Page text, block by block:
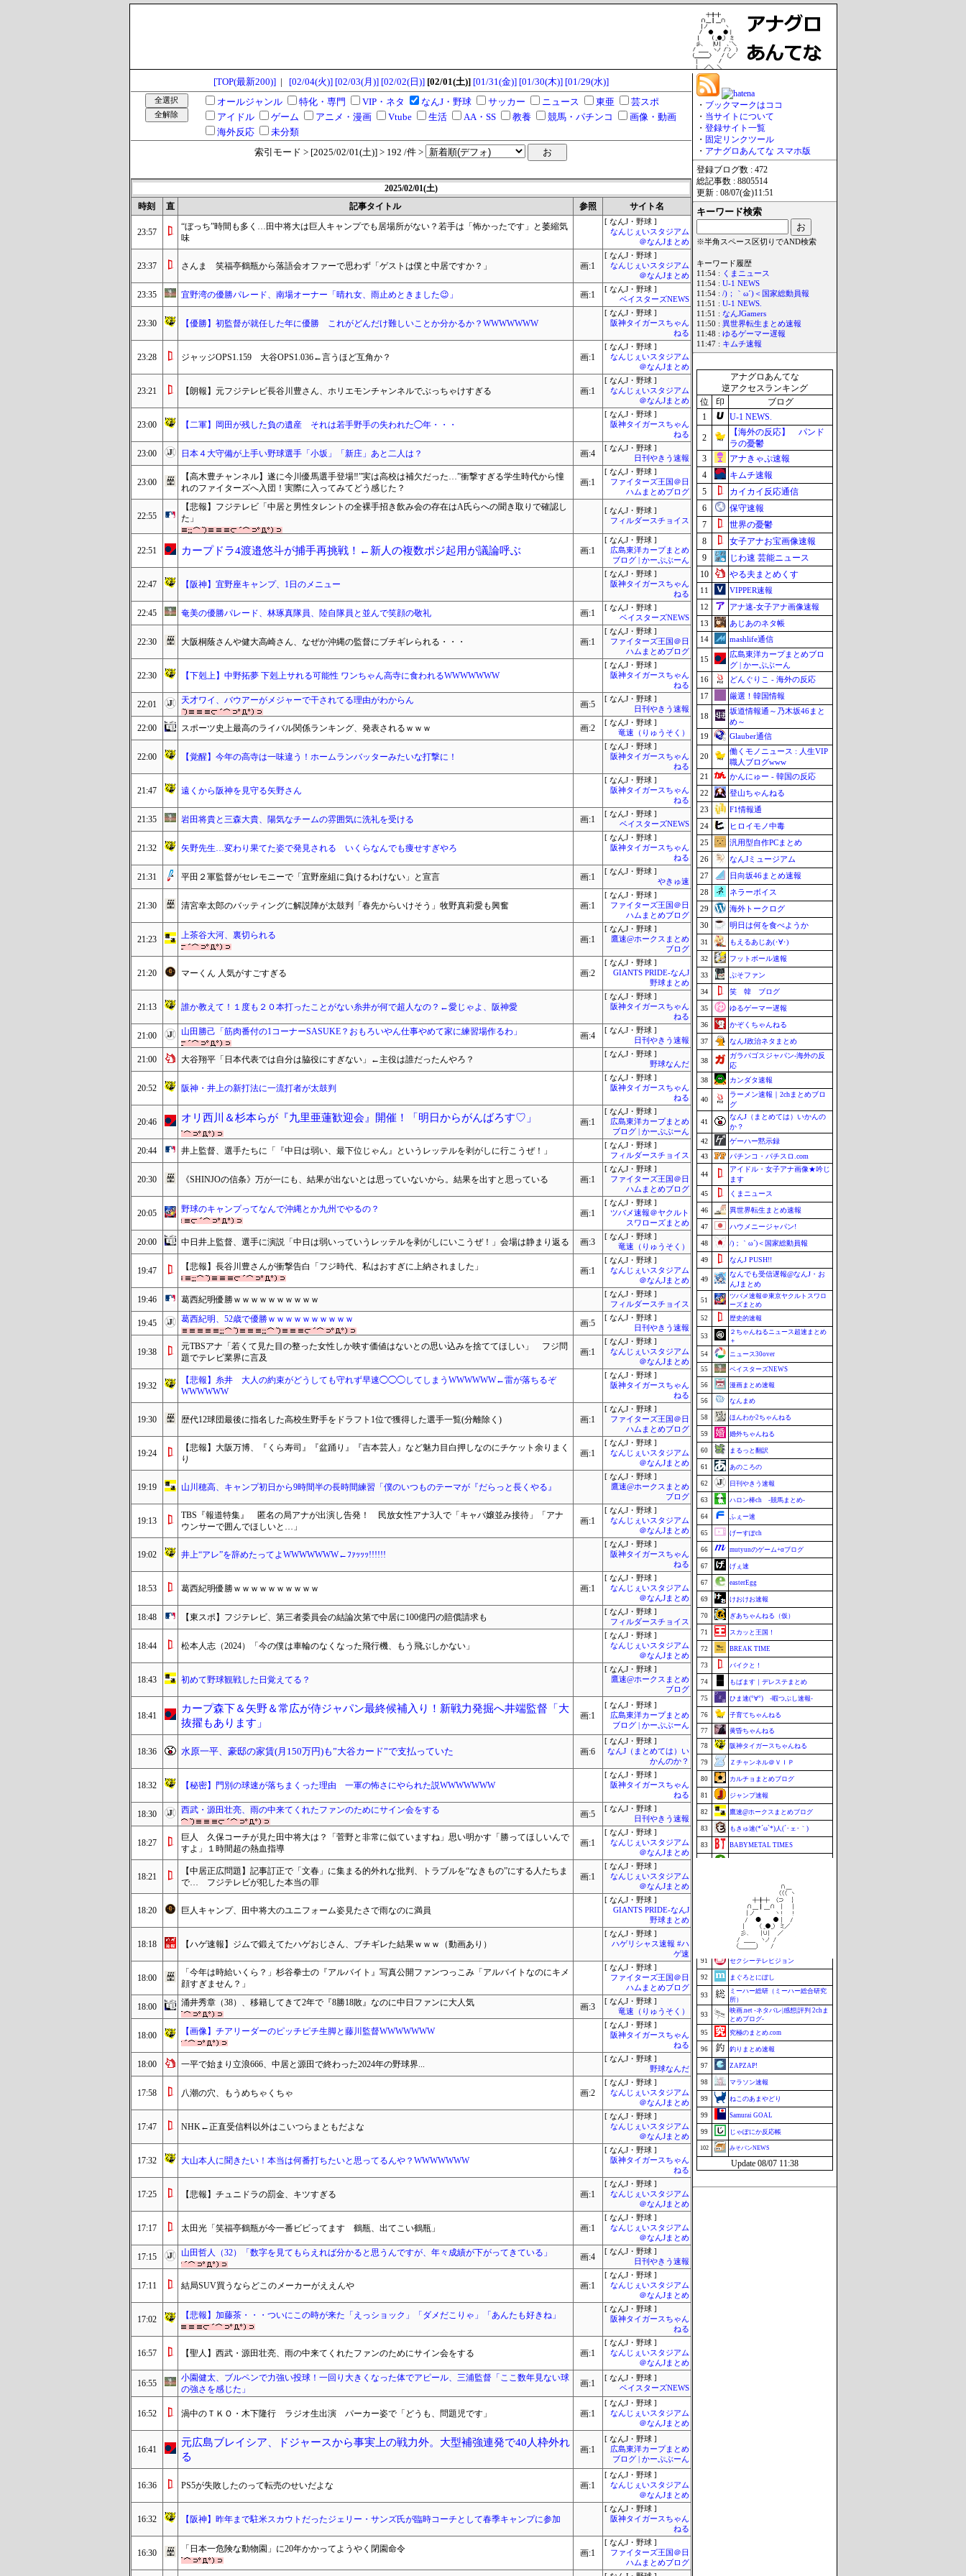
[TOP(最新200)]| [02/04(火)] [02/03(月)] [02/02(日)] [02/01(土)] [01/31(金)] [01/30(木)] [01/29(水)]
オールジャンル
特化・専門 VIP・ネタ なんJ・野球 サッカー ニュース 東亜
芸スポ
アイドル
ゲーム アニメ・漫画 Vtube 生活 AA・SS 教養 競馬・パチンコ
画像・動画
海外反応
未分類
索引モード > [2025/02/01(土)] > 192 /件 >
2025/02/01(土)
時刻
直 記事タイトル 参照 サイト名
23:57
“ぼっち”時間も多く…田中将大は巨人キャンプでも居場所がない？若手は「怖かったです」と萎縮気
味
[ なんJ・野球 ]
なんじぇいスタジアム
＠なんJまとめ
23:37 さんま 笑福亭鶴瓶から落語会オファーで思わず「ゲストは僕と中居ですか？」 画:1
[ なんJ・野球 ]
なんじぇいスタジアム
＠なんJまとめ
23:35 宜野湾の優勝パレード、南場オーナー「晴れ女、雨止めときました😉」 画:1
[ なんJ・野球 ]
ベイスターズNEWS
23:30 【優勝】初監督が就任した年に優勝 これがどんだけ難しいことか分かるか？WWWWWWW
[ なんJ・野球 ]
阪神タイガースちゃん
ねる
23:28 ジャッジOPS1.159 大谷OPS1.036←言うほど互角か？ 画:1
[ なんJ・野球 ]
なんじぇいスタジアム
＠なんJまとめ
23:21 【朗報】元フジテレビ長谷川豊さん、ホリエモンチャンネルでぶっちゃけすぎる 画:1
[ なんJ・野球 ]
なんじぇいスタジアム
＠なんJまとめ
23:00 【二軍】岡田が残した負の遺産 それは若手野手の失われた◯年・・・
[ なんJ・野球 ]
阪神タイガースちゃん
ねる
23:00 日本４大守備が上手い野球選手「小坂」「新庄」あと二人は？ 画:4
[ なんJ・野球 ]
日刊やきう速報
23:00
【高木豊チャンネル】遂に今川優馬選手登場‼︎”実は高校は補欠だった…”衝撃すぎる学生時代から憧
れのファイターズへ入団！実際に入ってみてどう感じた？
画:1
[ なんJ・野球 ]
ファイターズ王国＠日
ハムまとめブログ
22:55
【悲報】フジテレビ「中居と男性タレントの全裸手招き飲み会の存在はA氏らへの聞き取りで確認し
た」
[ なんJ・野球 ]
フィルダースチョイス
22:51 カープドラ4渡邉悠斗が捕手再挑戦！←新人の複数ポジ起用が議論呼ぶ 画:1
[ なんJ・野球 ]
広島東洋カープまとめ
ブログ | かーぷぶーん
22:47 【阪神】宜野座キャンプ、1日のメニュー
[ なんJ・野球 ]
阪神タイガースちゃん
ねる
22:45 奄美の優勝パレード、林琢真隊員、陸自隊員と並んで笑顔の敬礼 画:1
[ なんJ・野球 ]
ベイスターズNEWS
22:30 大阪桐蔭さんや健大高崎さん、なぜか沖縄の監督にブチギレられる・・・ 画:1
[ なんJ・野球 ]
ファイターズ王国＠日
ハムまとめブログ
22:30 【下剋上】中野拓夢 下剋上サれる可能性 ワンちゃん高寺に食われるWWWWWWW
[ なんJ・野球 ]
阪神タイガースちゃん
ねる
22:01 天才ワイ、バウアーがメジャーで干されてる理由がわからん 画:5
[ なんJ・野球 ]
日刊やきう速報
22:00 スポーツ史上最高のライバル関係ランキング、発表されるｗｗｗ 画:2
[ なんJ・野球 ]
竜速（りゅうそく）
22:00 【覚醒】今年の高寺は一味違う！ホームランバッターみたいな打撃に！
[ なんJ・野球 ]
阪神タイガースちゃん
ねる
21:47 遠くから阪神を見守る矢野さん
[ なんJ・野球 ]
阪神タイガースちゃん
ねる
21:35 岩田将貴と三森大貴、陽気なチームの雰囲気に洗礼を受ける 画:1
[ なんJ・野球 ]
ベイスターズNEWS
21:32 矢野先生…変わり果てた姿で発見される いくらなんでも痩せすぎやろ
[ なんJ・野球 ]
阪神タイガースちゃん
ねる
21:31 平田２軍監督がセレモニーで「宜野座組に負けるわけない」と宣言 画:1
[ なんJ・野球 ]
やきゅ速
21:30 清宮幸太郎のバッティングに解説陣が太鼓判「春先からいけそう」牧野真莉愛も興奮 画:1
[ なんJ・野球 ]
ファイターズ王国＠日
ハムまとめブログ
21:23 上茶谷大河、裏切られる 画:1
[ なんJ・野球 ]
鷹速@ホークスまとめ
ブログ
21:20 マーくん 人気がすごすぎる 画:2
[ なんJ・野球 ]
GIANTS PRIDE-なんJ
野球まとめ
21:13 誰か教えて！１度も２０本打ったことがない糸井が何で超人なの？←愛じゃよ、阪神愛
[ なんJ・野球 ]
阪神タイガースちゃん
ねる
21:00 山田勝己「筋肉番付の1コーナーSASUKE？おもろいやん仕事やめて家に練習場作るわ」 画:4
[ なんJ・野球 ]
日刊やきう速報
21:00 大谷翔平「日本代表では自分は脇役にすぎない」←主役は誰だったんやろ？
[ なんJ・野球 ]
野球なんだ
20:52 阪神・井上の新打法に一流打者が太鼓判
[ なんJ・野球 ]
阪神タイガースちゃん
ねる
20:46 オリ西川＆杉本らが『九里亜蓮歓迎会』開催！「明日からがんばろす♡」 画:1
[ なんJ・野球 ]
広島東洋カープまとめ
ブログ | かーぷぶーん
20:44 井上監督、選手たちに「『中日は弱い、最下位じゃん』というレッテルを剥がしに行こうぜ！」
[ なんJ・野球 ]
フィルダースチョイス
20:30 《SHINJOの信条》万が一にも、結果が出ないとは思っていないから。結果を出すと思っている 画:1
[ なんJ・野球 ]
ファイターズ王国＠日
ハムまとめブログ
20:05 野球のキャンプってなんで沖縄とか九州でやるの？ 画:1
[ なんJ・野球 ]
ツバメ速報＠ヤクルト
スワローズまとめ
20:00 中日井上監督、選手に演説「中日は弱いっていうレッテルを剥がしにいこうぜ！」会場は静まり返る 画:3
[ なんJ・野球 ]
竜速（りゅうそく）
19:47 【悲報】長谷川豊さんが衝撃告白「フジ時代、私はおすぎに上納されました」 画:1
[ なんJ・野球 ]
なんじぇいスタジアム
＠なんJまとめ
19:46 葛西紀明優勝ｗｗｗｗｗｗｗｗｗｗ
[ なんJ・野球 ]
フィルダースチョイス
19:45 葛西紀明、52歳で優勝ｗｗｗｗｗｗｗｗｗｗ 画:5
[ なんJ・野球 ]
日刊やきう速報
19:38
元TBSアナ「若くて見た目の整った女性しか映す価値はないとの思い込みを捨ててほしい」 フジ問
題でテレビ業界に言及
画:1
[ なんJ・野球 ]
なんじぇいスタジアム
＠なんJまとめ
19:32
【悲報】糸井 大人の約束がどうしても守れず早速◯◯◯してしまうWWWWWW←雷が落ちるぞ
WWWWWW
[ なんJ・野球 ]
阪神タイガースちゃん
ねる
19:30 歴代12球団最後に指名した高校生野手をドラフト1位で獲得した選手一覧(分離除く) 画:1
[ なんJ・野球 ]
ファイターズ王国＠日
ハムまとめブログ
19:24
【悲報】大阪万博、『くら寿司』『盆踊り』『吉本芸人』など魅力目白押しなのにチケット余りまく
り
画:1
[ なんJ・野球 ]
なんじぇいスタジアム
＠なんJまとめ
19:19 山川穂高、キャンプ初日から9時間半の長時間練習「僕のいつものテーマが『だらっと長くやる』
[ なんJ・野球 ]
鷹速@ホークスまとめ
ブログ
19:13
TBS『報道特集』 匿名の局アナが出演し告発！ 民放女性アナ3人で「キャバ嬢並み接待」「アナ
ウンサーで囲んでほしいと…」
画:1
[ なんJ・野球 ]
なんじぇいスタジアム
＠なんJまとめ
19:02 井上“アレ”を辞めたってよWWWWWWW←ﾌｧｯｯｯ!!!!!!
[ なんJ・野球 ]
阪神タイガースちゃん
ねる
18:53 葛西紀明優勝ｗｗｗｗｗｗｗｗｗｗ 画:1
[ なんJ・野球 ]
なんじぇいスタジアム
＠なんJまとめ
18:48 【東スポ】フジテレビ、第三者委員会の結論次第で中居に100億円の賠償請求も
[ なんJ・野球 ]
フィルダースチョイス
18:44 松本人志（2024）「今の僕は車輪のなくなった飛行機、もう飛ぶしかない」
[ なんJ・野球 ]
なんじぇいスタジアム
＠なんJまとめ
18:43 初めて野球観戦した日覚えてる？
[ なんJ・野球 ]
鷹速@ホークスまとめ
ブログ
18:41
カープ森下＆矢野＆常広が侍ジャパン最終候補入り！新戦力発掘へ井端監督「大
抜擢もあります」
画:1
[ なんJ・野球 ]
広島東洋カープまとめ
ブログ | かーぷぶーん
18:36 水原一平、豪邸の家賃(月150万円)も”大谷カード”で支払っていた 画:6
[ なんJ・野球 ]
なんJ（まとめては）い
かんのか？
18:32 【秘密】門別の球速が落ちまくった理由 一軍の怖さにやられた説WWWWWWW
[ なんJ・野球 ]
阪神タイガースちゃん
ねる
18:30 西武・源田壮亮、雨の中来てくれたファンのためにサイン会をする 画:5
[ なんJ・野球 ]
日刊やきう速報
18:27
巨人 久保コーチが見た田中将大は？「菅野と非常に似ていますね」思い明かす「勝ってほしいんで
すよ」１時間超の熱血指導
画:1
[ なんJ・野球 ]
なんじぇいスタジアム
＠なんJまとめ
18:21
【中居正広問題】記事訂正で「文春」に集まる的外れな批判、トラブルを“なきもの”にする人たちま
で… フジテレビが犯した本当の罪
画:1
[ なんJ・野球 ]
なんじぇいスタジアム
＠なんJまとめ
18:20 巨人キャンプ、田中将大のユニフォーム姿見たさで雨なのに満員
[ なんJ・野球 ]
GIANTS PRIDE-なんJ
野球まとめ
18:18 【ハゲ速報】ジムで鍛えてたハゲおじさん、ブチギレた結果ｗｗｗ（動画あり）
[ なんJ・野球 ]
ハゲリシャス速報 #ハ
ゲ速
18:00
「今年は時給いくら？」杉谷拳士の『アルバイト』写真公開ファンつっこみ「アルバイトなのにキメ
顔すぎません？」
[ なんJ・野球 ]
ファイターズ王国＠日
ハムまとめブログ
18:00 涌井秀章（38）、移籍してきて2年で『8勝18敗』なのに中日ファンに大人気 画:3
[ なんJ・野球 ]
竜速（りゅうそく）
18:00 【画像】チアリーダーのピッチピチ生脚と藤川監督WWWWWWW
[ なんJ・野球 ]
阪神タイガースちゃん
ねる
18:00 一平で始まり立浪666、中居と源田で終わった2024年の野球界...
[ なんJ・野球 ]
野球なんだ
17:58 八潮の穴、もうめちゃくちゃ 画:2
[ なんJ・野球 ]
なんじぇいスタジアム
＠なんJまとめ
17:47 NHK←正直受信料以外はこいつらまともだよな
[ なんJ・野球 ]
なんじぇいスタジアム
＠なんJまとめ
17:32 大山本人に聞きたい！本当は何番打ちたいと思ってるんや？WWWWWWW
[ なんJ・野球 ]
阪神タイガースちゃん
ねる
17:25 【悲報】チュニドラの罰金、キツすぎる 画:1
[ なんJ・野球 ]
なんじぇいスタジアム
＠なんJまとめ
17:17 太田光「笑福亭鶴瓶が今一番ビビってます 鶴瓶、出てこい鶴瓶」 画:1
[ なんJ・野球 ]
なんじぇいスタジアム
＠なんJまとめ
17:15 山田哲人（32）「数字を見てもらえれば分かると思うんですが、年々成績が下がってきている」 画:4
[ なんJ・野球 ]
日刊やきう速報
17:11 結局SUV買うならどこのメーカーがええんや 画:1
[ なんJ・野球 ]
なんじぇいスタジアム
＠なんJまとめ
17:02 【悲報】加藤茶・・・ついにこの時が来た「えっショック」「ダメだこりゃ」「あんたも好きね」
[ なんJ・野球 ]
阪神タイガースちゃん
ねる
16:57 【聖人】西武・源田壮亮、雨の中来てくれたファンのためにサイン会をする 画:1
[ なんJ・野球 ]
なんじぇいスタジアム
＠なんJまとめ
16:55
小園健太、ブルペンで力強い投球！一回り大きくなった体でアピール、三浦監督「ここ数年見ない球
の強さを感じた」
画:1
[ なんJ・野球 ]
ベイスターズNEWS
16:52 渦中のＴＫＯ・木下隆行 ラジオ生出演 パーカー姿で「どうも、問題児です」 画:1
[ なんJ・野球 ]
なんじぇいスタジアム
＠なんJまとめ
16:41
元広島ブレイシア、ドジャースから事実上の戦力外。大型補強連発で40人枠外れ
る
画:1
[ なんJ・野球 ]
広島東洋カープまとめ
ブログ | かーぷぶーん
16:36 PS5が失敗したのって転売のせいだよな 画:1
[ なんJ・野球 ]
なんじぇいスタジアム
＠なんJまとめ
16:32 【阪神】昨年まで駐米スカウトだったジェリー・サンズ氏が臨時コーチとして春季キャンプに参加
[ なんJ・野球 ]
阪神タイガースちゃん
ねる
16:30 「日本一危険な動物園」に20年かかってようやく閉園命令 画:1
[ なんJ・野球 ]
ファイターズ王国＠日
ハムまとめブログ
・ ブックマークはココ
・ 当サイトについて
・ 登録サイト一覧
・ 固定リンクツール
・ アナグロあんてな スマホ版
登録ブログ数 : 472
総記事数 : 8805514
更新 : 08/07(金)11:51
キーワード検索
※半角スペース区切りでAND検索
キーワード履歴
11:54 :
くまニュース
11:54 : U-1 NEWS
11:54 : /)；｀ω´)＜国家総動員報
11:51 : U-1 NEWS.
11:51 : なんJGamers
11:50 : 異世界転生まとめ速報
11:48 : ゆるゲーマー遅報
11:47 : キムチ速報
アナグロあんてな
逆アクセスランキング
位
印
ブログ
1
U-1 NEWS.
2
【海外の反応】 パンド
ラの憂鬱
3
アナきゃぷ速報
4
キムチ速報
5
カイカイ反応通信
6
保守速報
7
世界の憂鬱
8
女子アナお宝画像速報
9
じわ速 芸能ニュース
10
やる夫まとめくす
11
VIPPER速報
12
アナ速‐女子アナ画像速報
13
あじあのネタ帳
14
mashlife通信
15
広島東洋カープまとめブロ
グ | かーぷぶーん
16
どんぐりこ - 海外の反応
17
厳選！韓国情報
18
坂道情報通～乃木坂46まと
め～
19
Glauber通信
20
働くモノニュース : 人生VIP
職人ブログwww
21
かんにゅー - 韓国の反応
22
登山ちゃんねる
23
F1情報通
24
ヒロイモノ中毒
25
汎用型自作PCまとめ
26
なんJミュージアム
27
日向坂46まとめ速報
28
ネラーボイス
29
海外トークログ
30
明日は何を食べようか
31 もえるあじあ(･∀･)
32 フットボール速報
33 ぷそファン
34 笑 韓 ブログ
35 ゆるゲーマー遅報
36 かぞくちゃんねる
37 なんJ政治ネタまとめ
38
ガラパゴスジャパン-海外の反
応
38
カンダタ速報
40
ラーメン速報｜2chまとめブロ
グ
41
なんJ（まとめては）いかんの
か？
42
ゲーハー黙示録
43
パチンコ・パチスロ.com
44
アイドル・女子アナ画像★吟じ
ます
45
くまニュース
46 異世界転生まとめ速報
47 ハウメニージャパン!
48 /)；｀ω´)＜国家総動員報
49 なんJ PUSH!!
49
なんでも受信遅報@なんJ・お
んJまとめ
51
ツバメ速報＠東京ヤクルトスワロ
ーズまとめ
52
歴史的速報
53
２ちゃんねるニュース超速まとめ
＋
54
ニュース30over
55 ベイスターズNEWS
56 漫画まとめ速報
56 なんまめ
58 ほんわか2ちゃんねる
59 婚外ちゃんねる
60 まるっと翻訳
61 あのころの
62 日刊やきう速報
63 ハロン棒ch -競馬まとめ-
64 ふぇー速
65 げーすぽch
66 mutyunのゲーム+αブログ
67 げぇ速
67 easterEgg
69 けおけお速報
70 ぎあちゃんねる（仮）
71 スカッと王国！
72 BREAK TIME
73 バイクと！
74 もばます｜デレステまとめ
75 ひま速(°∀°) -暇つぶし速報-
76 子育てちゃんねる
77 黄昏ちゃんねる
78 阪神タイガースちゃんねる
79 Ｚチャンネル＠ＶＩＰ
80 カルチョまとめブログ
81 ジャンプ速報
82 鷹速@ホークスまとめブログ
83 もきゅ速(*´ω`*)人(´･ェ･｀)
83 BABYMETAL TIMES
チゲ速
まなにゅ～
はーとログ
91 セクシーテレビジョン
92 まぐろとにぼし
93
ミーハー総研（ミーハー総合研究
所）
93
映画.net -ネタバレ|感想|評判 2chま
とめブログ-
95
究極のまとめ.com
96 釣りまとめ速報
97 ZAPZAP!
98 マラソン速報
99 ねこのあまやどり
99 Samurai GOAL
99 じゃぽにか反応帳
102 みそパンNEWS
Update 08/07 11:38